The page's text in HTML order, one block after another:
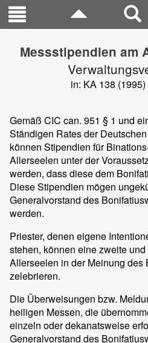
Messstipendien am
in: KA 138
Gemäß CIC can. 951 § 1 und
Ständigen Rates der
können Stipendien für
Allerseelen unter der
werden, dass diese dem
Diese Stipendien mögen
Generalvorstand des
werden.
Priester, denen eigene
stehen, können eine zweite
Allerseelen in der Meinung des
zelebrieren.
Die Überweisungen bzw.
heiligen Messen, die
einzeln oder dekanatsweise
Generalvorstand des